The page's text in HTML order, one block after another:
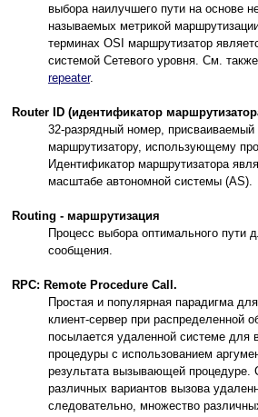
выбора наилучшего пути на основе
называемых метрикой
терминах OSI маршрутизатор
системой Сетевого уровня. См.
repeater.
Router ID (идентификатор
32-разрядный номер,
маршрутизатору, использующему
Идентификатор маршрутизатора
масштабе автономной системы (AS).
Routing - маршрутизация
Процесс выбора оптимального пути
сообщения.
RPC: Remote Procedure Call.
Простая и популярная парадигма
клиент-сервер при распределенной
посылается удаленной системе для
процедуры с использованием
результата вызывающей процедуре.
различных вариантов вызова
следовательно, множество